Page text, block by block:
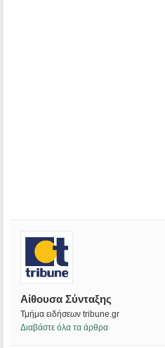
Αίθουσα Σύνταξης
Τμήμα ειδήσεων tribune.gr
Διαβάστε όλα τα άρθρα